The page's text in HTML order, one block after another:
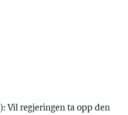
Vil regjeringen ta opp den